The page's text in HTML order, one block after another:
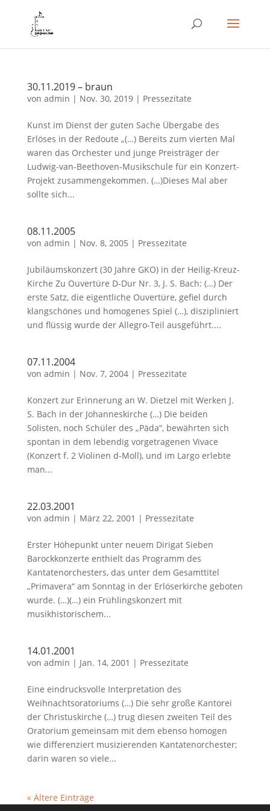
30.11.2019 – braun
von admin | Nov. 30, 2019| Pressezitate
Kunst im Dienst der guten Sache Übergabe des
Erlöses in der Redoute „(…) Bereits zum vierten Mal
waren das Orchester und junge Preisträger der
Ludwig-van-Beethoven-Musikschule für ein Konzert-
Projekt zusammengekommen. (…)Dieses Mal aber
sollte sich...
08.11.2005
von admin | Nov. 8, 2005 | Pressezitate
Jubiläumskonzert (30 Jahre GKO) in der Heilig-Kreuz-
Kirche Zu Ouvertüre D-Dur Nr. 3, J. S. Bach: (…) Der
erste Satz, die eigentliche Ouvertüre, gefiel durch
klangschönes und homogenes Spiel (…), diszipliniert
und flüssig wurde der Allegro-Teil ausgeführt....
07.11.2004
von admin | Nov. 7, 2004| Pressezitate
Konzert zur Erinnerung an W. Dietzel mit Werken J.
S. Bach in der Johanneskirche (…) Die beiden
Solisten, noch Schüler des „Päda“, bewährten sich
spontan in dem lebendig vorgetragenen Vivace
(Konzert f. 2 Violinen d-Moll), und im Largo erlebte
man...
22.03.2001
von admin | März 22, 2001 | Pressezitate
Erster Höhepunkt unter neuem Dirigat Sieben
Barockkonzerte enthielt das Programm des
Kantatenorchesters, das unter dem Gesamttitel
„Primavera“ am Sonntag in der Erlöserkirche geboten
wurde. (…)(…) ein Frühlingskonzert mit
musikhistorischem...
14.01.2001
von admin | Jan. 14, 2001 | Pressezitate
Eine eindrucksvolle Interpretation des
Weihnachtsoratoriums (…) Die sehr große Kantorei
der Christuskirche (…) trug diesen zweiten Teil des
Oratorium gemeinsam mit dem ebenso homogen
wie differenziert musizierenden Kantatenorchester;
darin waren so viele...
« Ältere Einträge